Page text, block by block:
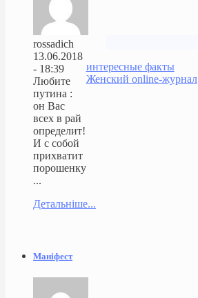
интересные факты
Женский online-журнал
rossadich
13.06.2018
- 18:39
Любите
путина :
он Вас
всех в рай
определит!
И с собой
прихватит
порошенку
...
Детальніше...
Маніфест